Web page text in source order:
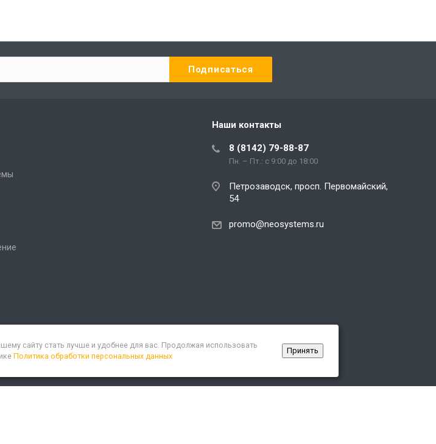
Наши контакты
8 (8142) 79-88-87
Пн. – Пт.: с 9:00 до 18:00
Петрозаводск, просп. Первомайский,
54
promo@neosystems.ru
сайту стать лучше и удобнее для вас. Продолжая использовать
Политика обработки персональных данных
Принять